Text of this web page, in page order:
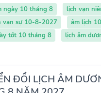
ngày 10 tháng 8
lịch vạn
vạn sự 10-8-2027
âm lịch
tốt 10 tháng 8
lịch âm
ĐỔI LỊCH ÂM